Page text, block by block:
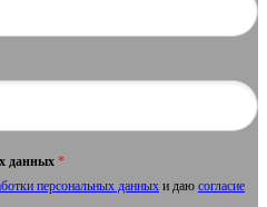
данных *
персональных данных и даю согласие